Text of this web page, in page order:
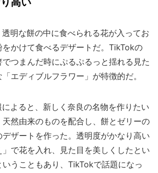
明な餅の中に食べられる花が入ってお
をかけて食べるデザートだ。TikTokの
つまんだ時にぷるぷるっと揺れる見た
エディブルフラワー」が特徴的だ。
よると、新しく奈良の名物を作りたい
天然由来のものを配合し、餅とゼリーの
ザートを作った。透明度がかなり高い
で花を入れ、見た目を美しくしたとい
いうこともあり、TikTokで話題になっ